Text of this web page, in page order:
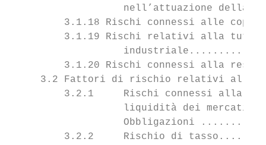
nell’attuazione della
3.1.18 Rischi connessi alle
3.1.19 Rischi relativi alla
3.1.20 Rischi connessi alla
3.2 Fattori di rischio relativi alle
3.2.1     Rischi connessi alla
liquidità dei mercati
Obbligazioni
3.2.2     Rischio di